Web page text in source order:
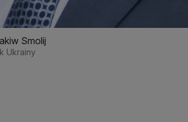
Smolij
Ukrainy